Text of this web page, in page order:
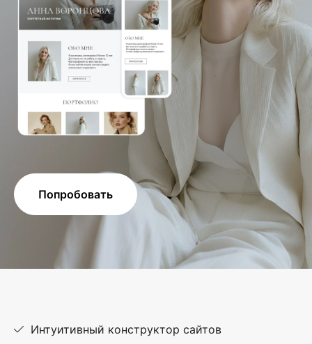
Попробовать
Интуитивный конструктор сайтов